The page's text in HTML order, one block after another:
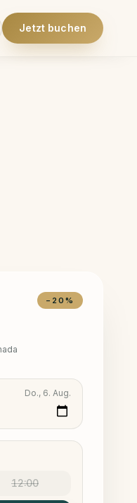
Jetzt buchen
− 20 %
Do., 6. Aug.
12:00